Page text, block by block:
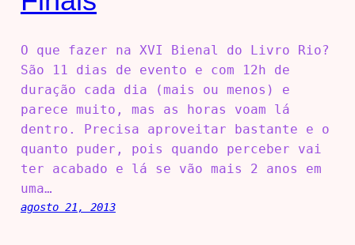
O que fazer na XVI Bienal do Livro Rio?
São 11 dias de evento e com 12h de
duração cada dia (mais ou menos) e
parece muito, mas as horas voam lá
dentro. Precisa aproveitar bastante e o
quanto puder, pois quando perceber vai
ter acabado e lá se vão mais 2 anos em
uma…
agosto 21, 2013